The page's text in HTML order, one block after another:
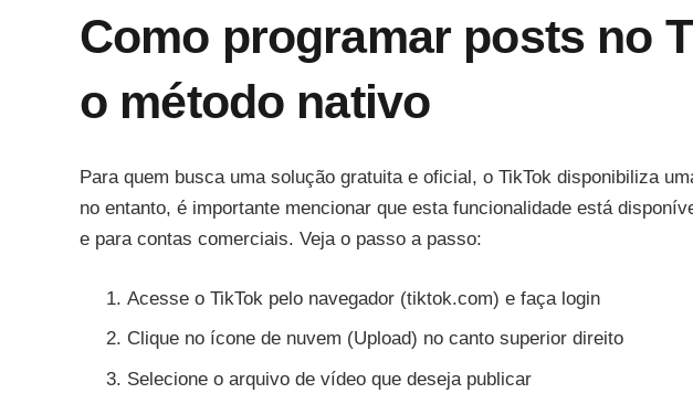
Como programar posts no
o método nativo
Para quem busca uma solução gratuita e oficial, o TikTok disponibiliza
no entanto, é importante mencionar que esta funcionalidade está
e para contas comerciais. Veja o passo a passo:
Acesse o TikTok pelo navegador (tiktok.com) e faça login
Clique no ícone de nuvem (Upload) no canto superior direito
Selecione o arquivo de vídeo que deseja publicar